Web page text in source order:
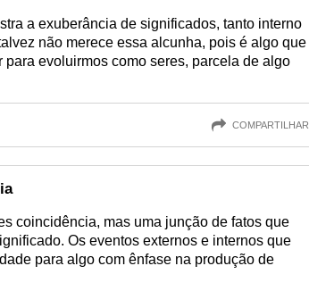
a exuberância de significados, tanto interno
não merece essa alcunha, pois é algo que
para evoluirmos como seres, parcela de algo
COMPARTILHAR
coincidência, mas uma junção de fatos que
Os eventos externos e internos que
para algo com ênfase na produção de